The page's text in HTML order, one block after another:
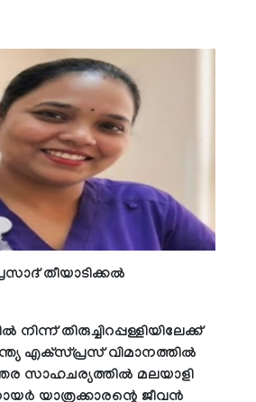
തീയാടിക്കല്‍
തിരുച്ചിറപ്പള്ളിയിലേക്ക്
എക്‌സ്പ്രസ് വിമാനത്തില്‍
സാഹചര്യത്തില്‍ മലയാളി
യാത്രക്കാരന്റെ ജീവന്‍